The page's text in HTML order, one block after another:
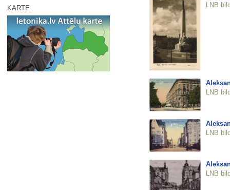
KARTE
LNB
LNB
LNB
LNB